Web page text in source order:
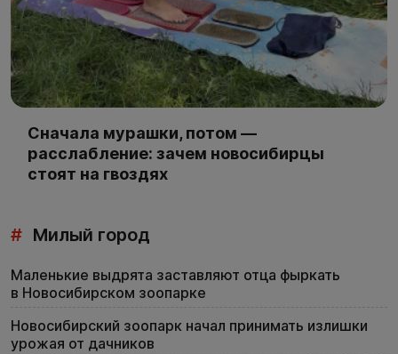
Сначала мурашки, потом —
расслабление: зачем новосибирцы
стоят на гвоздях
# Милый город
Маленькие выдрята заставляют отца фыркать
в Новосибирском зоопарке
Новосибирский зоопарк начал принимать излишки
урожая от дачников